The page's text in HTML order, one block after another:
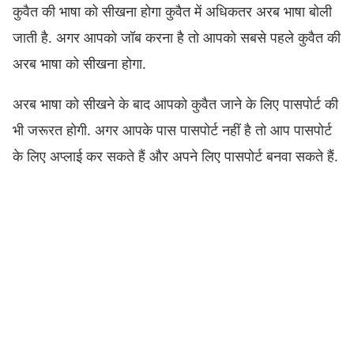
कुवैत की भाषा को सीखना होगा कुवैत में अधिकतर अरब भाषा बोली
जाती है. अगर आपको जॉब करना है तो आपको सबसे पहले कुवैत की
अरब भाषा को सीखना होगा.
अरब भाषा को सीखने के बाद आपको कुवैत जाने के लिए पासपोर्ट की
भी जरूरत होगी. अगर आपके पास पासपोर्ट नहीं है तो आप पासपोर्ट
के लिए अप्लाई कर सकते हैं और अपने लिए पासपोर्ट बनवा सकते हैं.